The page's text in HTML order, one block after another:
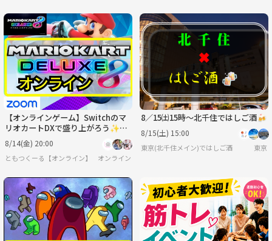
【オンラインゲーム】Switchのマ
リオカートDXで盛り上がろう✨
【🔰ゲーム初心者歓迎】
8/14(金) 20:00
ともつくーる【オンライン】 オンライン
8／15㈯15時〜北千住ではしご酒🍻
8/15(土) 15:00
東京(北千住メイン)ではしご酒 東京